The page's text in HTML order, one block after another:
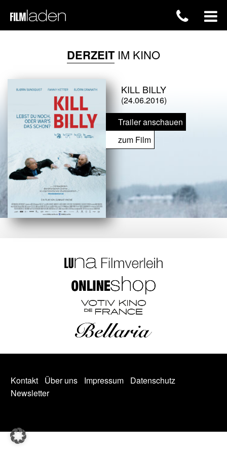
DERZEITIM KINO
KILL BILLY
(24.06.2016)
Trailer anschauen
zum Film
Kontakt Über uns Impressum
Datenschutz
Newsletter